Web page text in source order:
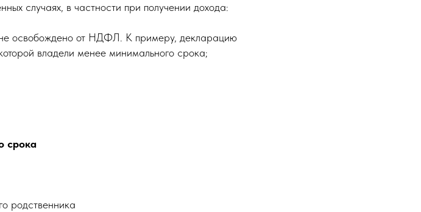
случаях, в частности при получении дохода:
освобождено от НДФЛ. К примеру, декларацию
владели менее минимального срока;
срока
родственника